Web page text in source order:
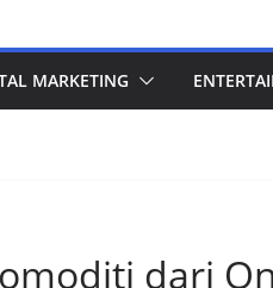
MARKETING
dari